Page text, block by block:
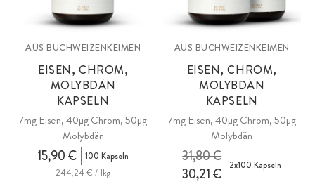
AUS BUCHWEIZENKEIMEN
EISEN, CHROM,
MOLYBDÄN
KAPSELN
7mg Eisen, 40µg Chrom, 50µg
Molybdän
15,90 €
100 Kapseln
244,24 € / 1kg
AUS BUCHWEIZENKEIMEN
EISEN, CHROM,
MOLYBDÄN
KAPSELN
7mg Eisen, 40µg Chrom, 50µg
Molybdän
30,21 €
31,80 € 2x100 Kapseln